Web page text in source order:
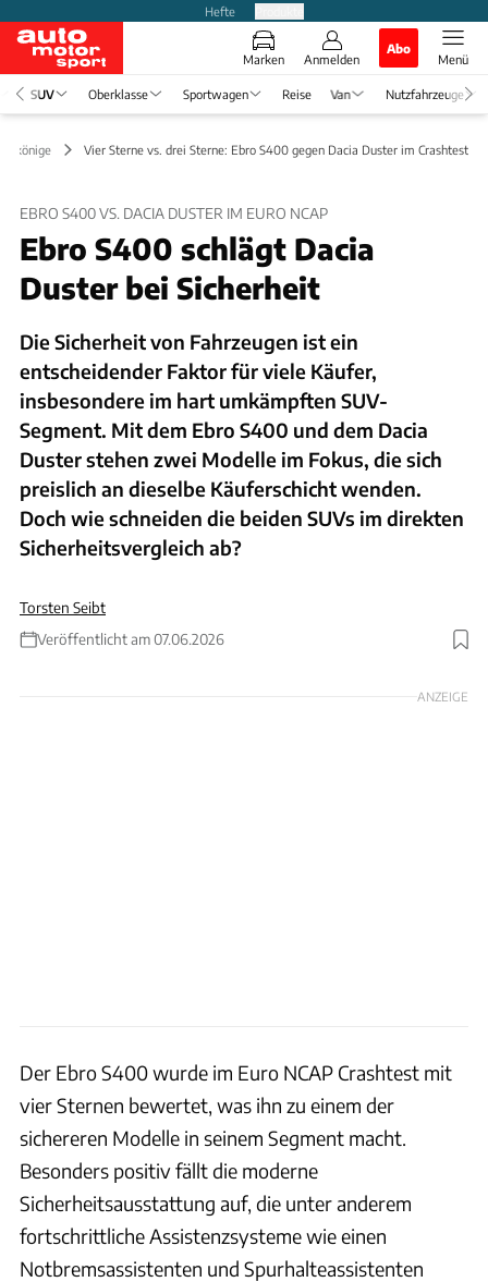
Hefte
Marken Anmelden
Abo
Menü
SUV Oberklasse Sportwagen Reise Van Nutzfahrzeuge
Vier Sterne vs. drei Sterne: Ebro S400 gegen Dacia Duster im Crashtest
EBRO S400 VS. DACIA DUSTER IM EURO NCAP
Ebro S400 schlägt Dacia
Duster bei Sicherheit
Die Sicherheit von Fahrzeugen ist ein
entscheidender Faktor für viele Käufer,
insbesondere im hart umkämpften SUV-
Segment. Mit dem Ebro S400 und dem Dacia
Duster stehen zwei Modelle im Fokus, die sich
preislich an dieselbe Käuferschicht wenden.
Doch wie schneiden die beiden SUVs im direkten
Sicherheitsvergleich ab?
Torsten Seibt
Veröffentlicht am 07.06.2026
Foto: Euro NCAP
ANZEIGE
Der Ebro S400 wurde im Euro NCAP Crashtest mit
vier Sternen bewertet, was ihn zu einem der
sichereren Modelle in seinem Segment macht.
Besonders positiv fällt die moderne
Sicherheitsausstattung auf, die unter anderem
fortschrittliche Assistenzsysteme wie einen
Notbremsassistenten und Spurhalteassistenten